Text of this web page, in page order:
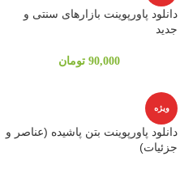
دانلود پاورپوینت بازارهای سنتی و
جدید
90,000 تومان
ویژه
دانلود پاورپوینت بتن پاشیده (عناصر و
جزئیات)